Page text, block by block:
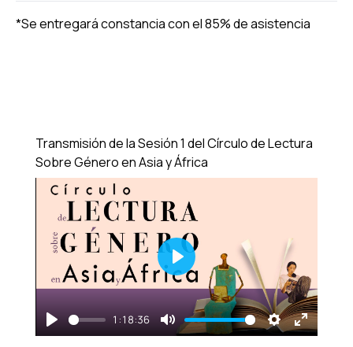
*Se entregará constancia con el 85% de asistencia
Transmisión de la Sesión 1 del Círculo de Lectura
Sobre Género en Asia y África
Play
1:18:36
Mute Settings
Enter
Play